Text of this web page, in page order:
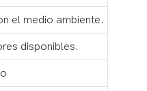
el medio ambiente.
disponibles.